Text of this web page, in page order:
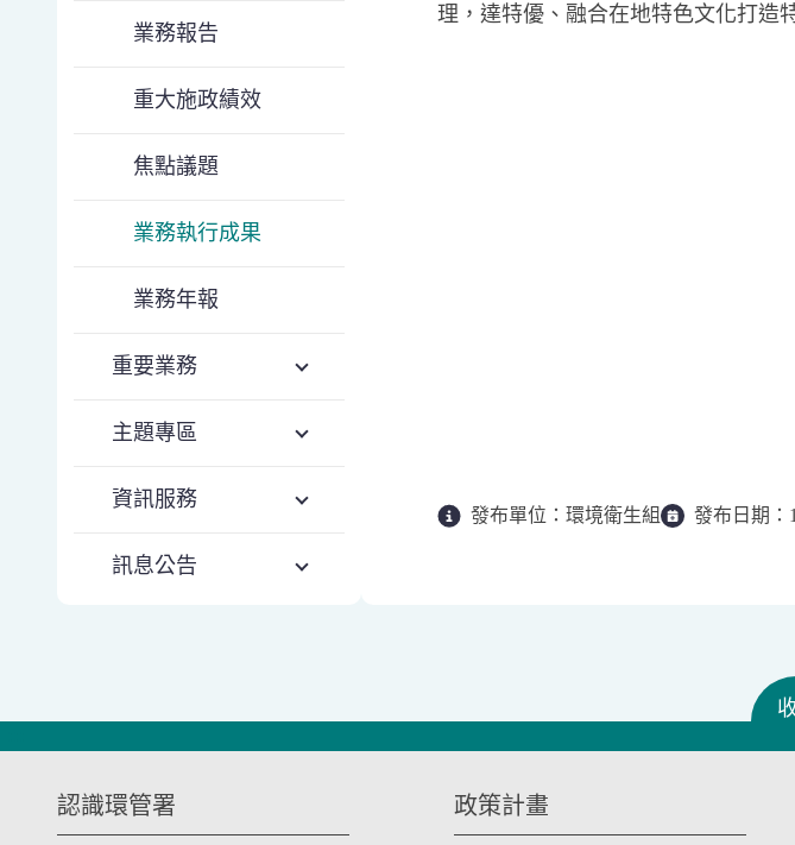
業務報告
重大施政績效
焦點議題
業務執行成果
業務年報
重要業務
主題專區
資訊服務
訊息公告
理，達特優、融合在地特色文化打造
發布單位： 環境衛生組 發布日期：
認識環管署 政策計畫